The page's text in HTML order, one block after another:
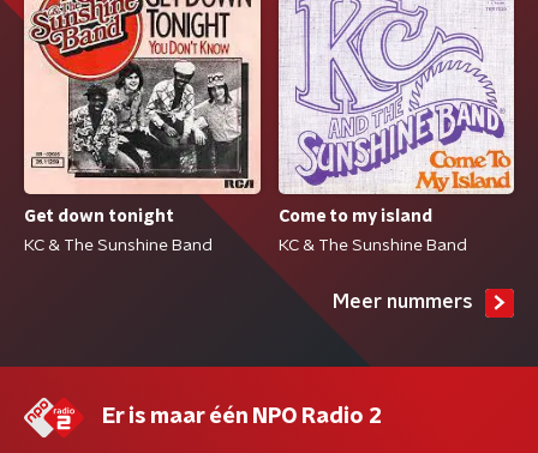
Get down tonight
KC & The Sunshine Band
Come to my island
KC & The Sunshine Band
Meer nummers
Er is maar één NPO Radio 2